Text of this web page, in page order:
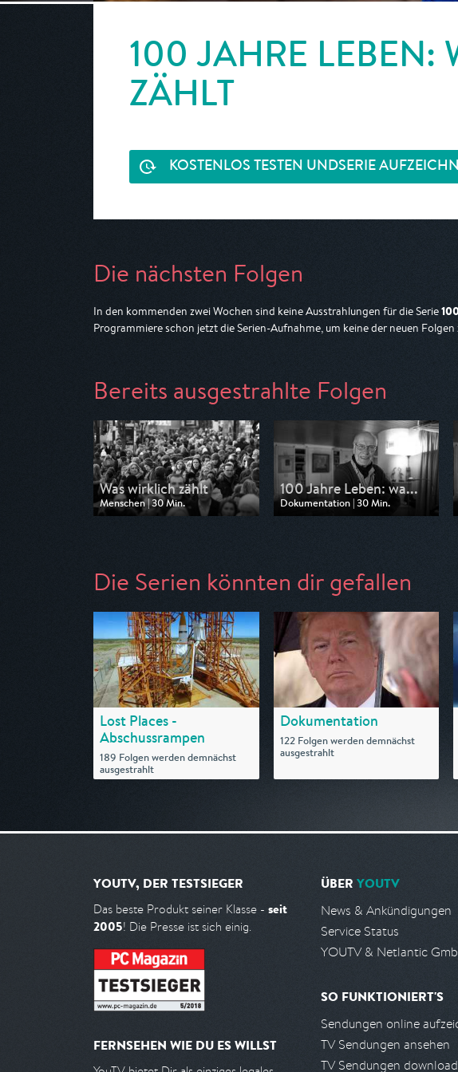
100 JAHRE LEBEN:
ZÄHLT
KOSTENLOS TESTEN UNDSERIE
Die nächsten Folgen
In den kommenden zwei Wochen sind keine Ausstrahlungen für die Serie
Programmiere schon jetzt die Serien-Aufnahme, um keine der neuen Folgen
Bereits ausgestrahlte Folgen
Was wirklich zählt
Menschen | 30 Min.
Ausgestrahlt von Phoenix
100 Jahre Leben: wa...
Dokumentation | 30 Min.
Ausgestrahlt von 3sat
Die Serien könnten dir gefallen
Lost Places -
Abschussrampen
189 Folgen werden demnächst
ausgestrahlt
Dokumentation
122 Folgen werden demnächst
ausgestrahlt
YOUTV, DER TESTSIEGER
Das beste Produkt seiner Klasse - seit
2005! Die Presse ist sich einig.
FERNSEHEN WIE DU ES WILLST
ÜBER YOUTV
News & Ankündigungen
Service Status
YOUTV & Netlantic
SO FUNKTIONIERT'S
Sendungen online
TV Sendungen ansehen
TV Sendungen